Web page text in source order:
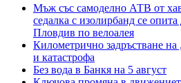
Мъж със самоделно АТВ от
седалка с изолирбанд се
Пловдив по велоалея
Километрично задръстване на
и катастрофа
Без вода в Банкя на 5 август